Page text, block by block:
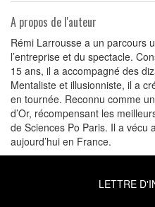
A propos de l'auteur
Rémi Larrousse a un parcours
l’entreprise et du spectacle.
15 ans, il a accompagné des
Mentaliste et illusionniste, il a
en tournée. Reconnu comme
d’Or, récompensant les
de Sciences Po Paris. Il a vécu
aujourd’hui en France.
LETTRE